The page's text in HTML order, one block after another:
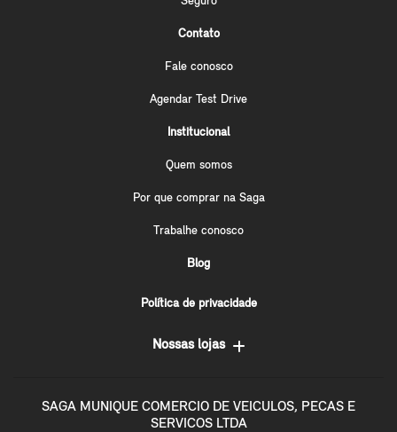
Contato
Fale conosco
Agendar Test Drive
Institucional
Quem somos
Por que comprar na Saga
Trabalhe conosco
Blog
Política de privacidade
Nossas lojas
SAGA MUNIQUE COMERCIO DE VEICULOS, PECAS E
SERVICOS LTDA